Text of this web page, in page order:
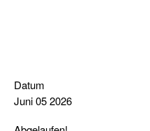
Datum
Juni 05 2026